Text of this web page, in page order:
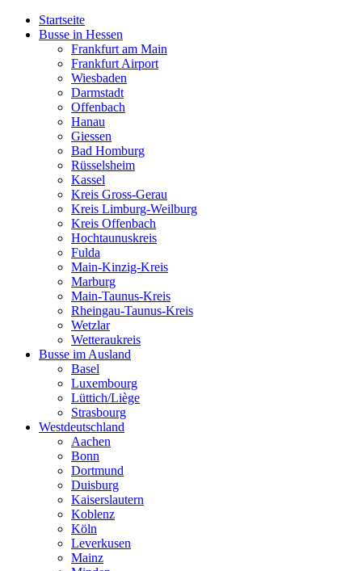
Startseite
Busse in Hessen
Frankfurt am Main
Frankfurt Airport
Wiesbaden
Darmstadt
Offenbach
Hanau
Giessen
Bad Homburg
Rüsselsheim
Kassel
Kreis Gross-Gerau
Kreis Limburg-Weilburg
Kreis Offenbach
Hochtaunuskreis
Fulda
Main-Kinzig-Kreis
Marburg
Main-Taunus-Kreis
Rheingau-Taunus-Kreis
Wetzlar
Wetteraukreis
Busse im Ausland
Basel
Luxembourg
Lüttich/Liège
Strasbourg
Westdeutschland
Aachen
Bonn
Dortmund
Duisburg
Kaiserslautern
Koblenz
Köln
Leverkusen
Mainz